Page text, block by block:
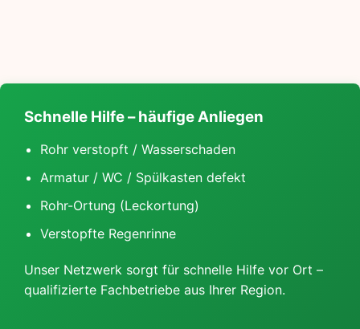
Schnelle Hilfe – häufige Anliegen
Rohr verstopft / Wasserschaden
Armatur / WC / Spülkasten defekt
Rohr-Ortung (Leckortung)
Verstopfte Regenrinne
Unser Netzwerk sorgt für schnelle Hilfe vor Ort –
qualifizierte Fachbetriebe aus Ihrer Region.